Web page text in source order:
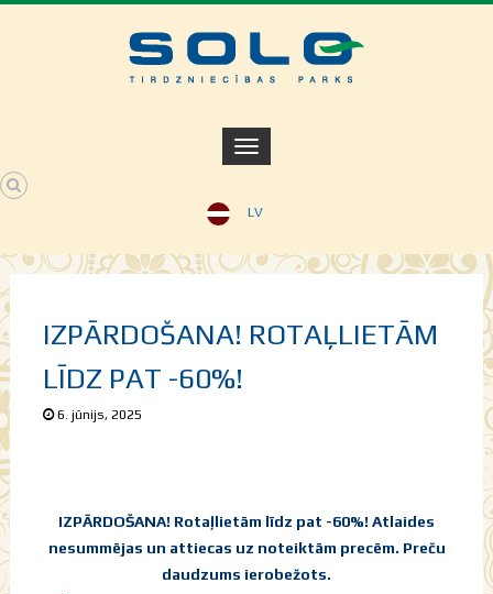
LV
IZPĀRDOŠANA! ROTAĻLIETĀM
LĪDZ PAT -60%!
6. jūnijs, 2025
IZPĀRDOŠANA! Rotaļlietām līdz pat -60%! Atlaides
nesummējas un attiecas uz noteiktām precēm. Preču
daudzums ierobežots.